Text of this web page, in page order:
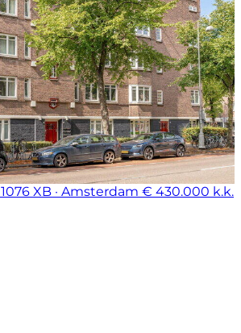
1076 XB · Amsterdam € 430.000 k.k.